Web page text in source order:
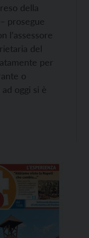
della
prosegue
l’assessore
del
per
o
oggi si è